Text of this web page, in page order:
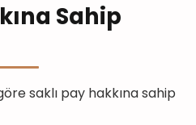
Sahip
saklı pay hakkına sahip